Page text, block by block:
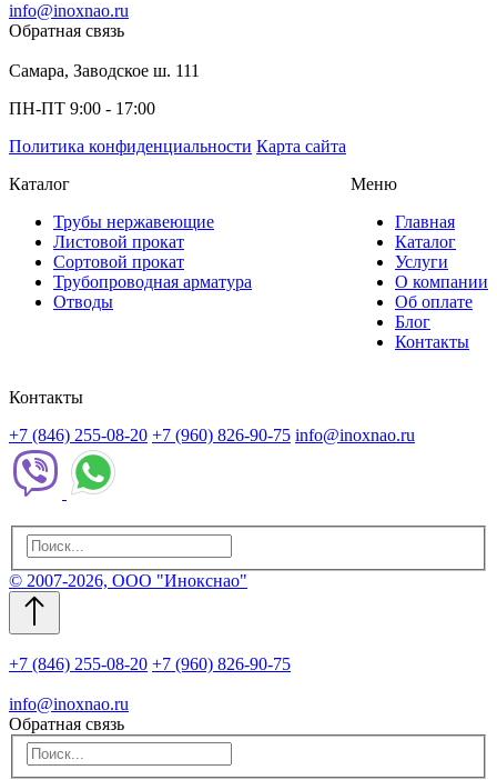
info@inoxnao.ru
Обратная связь
Самара, Заводское ш. 111
ПН-ПТ 9:00 - 17:00
Политика конфиденциальности Карта сайта
Каталог
Трубы нержавеющие
Листовой прокат
Сортовой прокат
Трубопроводная арматура
Отводы
Меню
Главная
Каталог
Услуги
О компании
Об оплате
Блог
Контакты
Контакты
+7 (846) 255-08-20 +7 (960) 826-90-75 info@inoxnao.ru
© 2007-2026, ООО "Инокснао"
+7 (846) 255-08-20 +7 (960) 826-90-75
info@inoxnao.ru
Обратная связь